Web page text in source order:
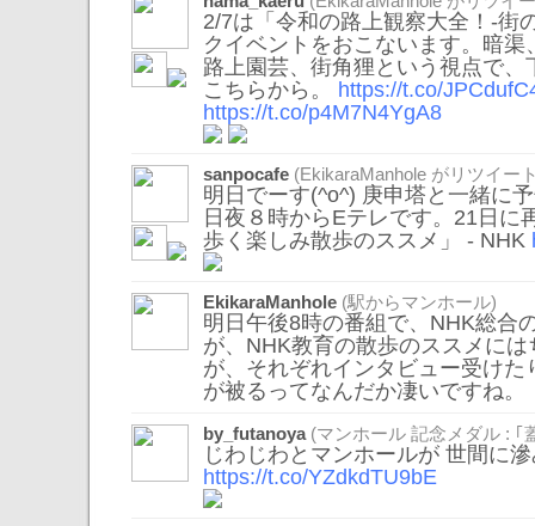
2/7は「令和の路上観察大全！-街
クイベントをおこないます。暗
路上園芸、街角狸という視点で
こちらから。 https://t.co/
https://t.co/p4M7N4YgA8
sanpocafe (EkikaraManhole がリツイー
明日でーす(^o^) 庚申塔と一緒に
日夜８時からEテレです。21日に
歩く楽しみ散歩のススメ」 - NHK
EkikaraManhole (駅からマンホール)
明日午後8時の番組で、NHK総合
が、NHK教育の散歩のススメに
が、それぞれインタビュー受け
が被るってなんだか凄いですね。
by_futanoya(マンホール 記念メダル : ｢
じわじわとマンホールが 世間に
https://t.co/YZdkdTU9bE